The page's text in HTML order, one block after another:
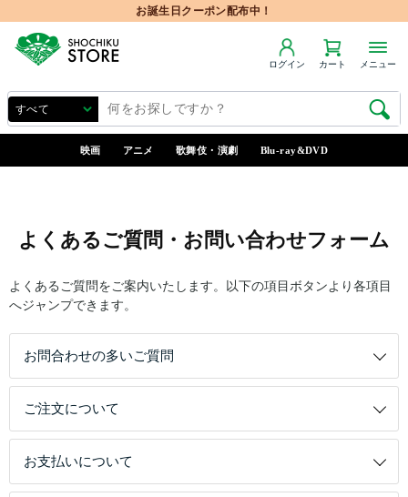
お誕生日クーポン配布中！
ログイン カート メニュー
映画 アニメ 歌舞伎・演劇 Blu-ray&DVD
よくあるご質問・お問い合わせフォーム
よくあるご質問をご案内いたします。以下の項目ボタンより各項目
へジャンプできます。
お問合わせの多いご質問
ご注文について
お支払いについて